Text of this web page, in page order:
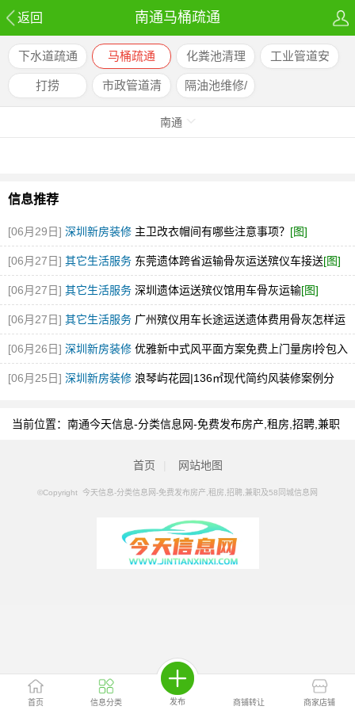
返回 南通马桶疏通
首页 信息分类 发布 商铺转让 商家店铺
下水道疏通 马桶疏通 化粪池清理
工业管道安
打捞
市政管道清
淤
隔油池维修/
清理
南通
信息推荐
[06月29日] 深圳新房装修 主卫改衣帽间有哪些注意事项？ [图]
[06月27日] 其它生活服务 东莞遗体跨省运输骨灰运送殡仪车接送[图]
[06月27日] 其它生活服务 深圳遗体运送殡仪馆用车骨灰运输[图]
[06月27日] 其它生活服务 广州殡仪用车长途运送遗体费用骨灰怎样运
输[图]
[06月26日] 深圳新房装修 优雅新中式风平面方案免费上门量房l拎包入
住！[图]
[06月25日] 深圳新房装修 浪琴屿花园|136㎡现代简约风装修案例分
当前位置： 南通今天信息-分类信息网-免费发布房产,租房,招聘,兼职
首页 网站地图
©Copyright 今天信息-分类信息网-免费发布房产,租房,招聘,兼职及58同城信息网